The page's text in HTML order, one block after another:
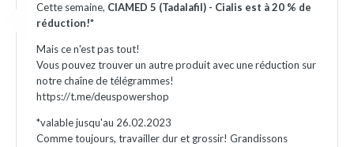
Cette semaine, CIAMED 5 (Tadalafil) - Cialis est à 20 % de
réduction!*
Mais ce n'est pas tout!
Vous pouvez trouver un autre produit avec une réduction sur
notre chaîne de télégrammes!
https://t.me/deuspowershop
*valable jusqu'au 26.02.2023
Comme toujours, travailler dur et grossir! Grandissons